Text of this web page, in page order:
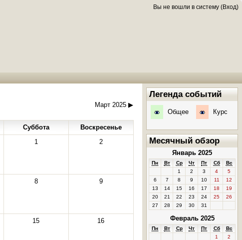
Вы не вошли в систему (Вход)
Март 2025 ▶
Суббота
Воскресенье
1
2
8 9
15 16
Легенда событий
Общее Курс
Месячный обзор
Январь 2025
Пн Вт Ср Чт Пт Сб
Вс
1
2 3 4
5
6
7 8 9 10 11
12
13
14 15 16 17 18
19
20
21 22 23 24 25
26
27
28 29 30 31
Февраль 2025
Пн Вт Ср Чт Пт Сб
Вс
1
2